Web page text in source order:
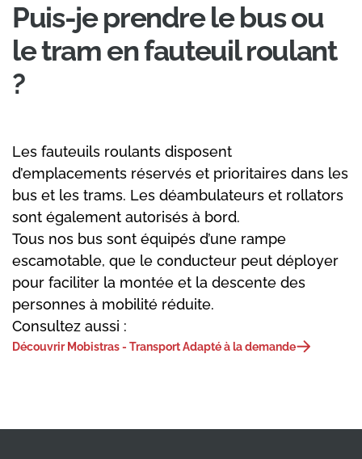
Puis-je prendre le bus ou
le tram en fauteuil roulant
?
Les fauteuils roulants disposent
d’emplacements réservés et prioritaires dans les
bus et les trams. Les déambulateurs et rollators
sont également autorisés à bord.
Tous nos bus sont équipés d’une rampe
escamotable, que le conducteur peut déployer
pour faciliter la montée et la descente des
personnes à mobilité réduite.
Consultez aussi :
Découvrir Mobistras - Transport Adapté à la demande